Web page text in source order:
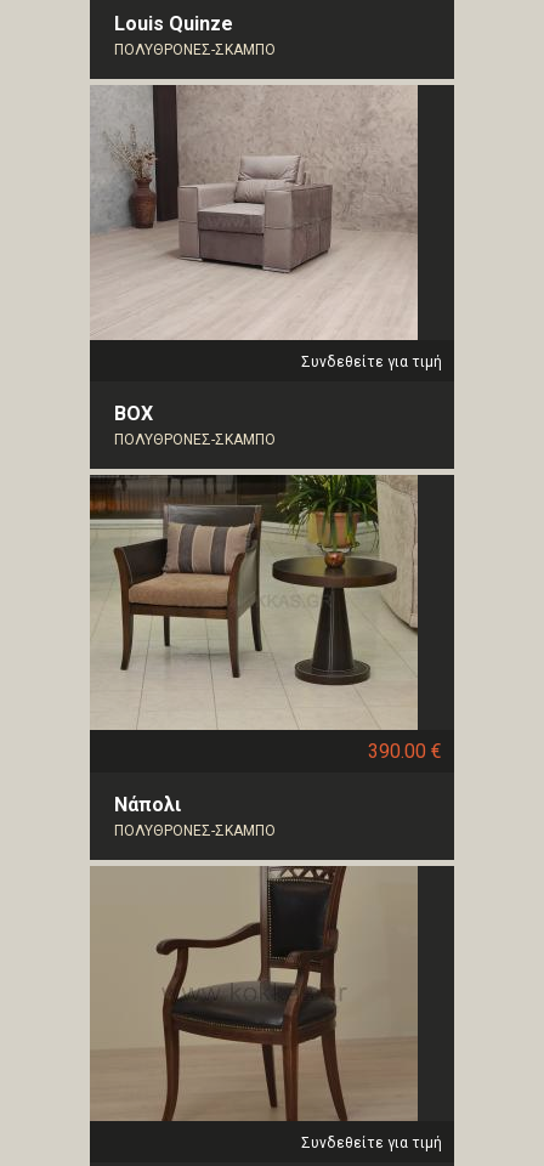
Louis Quinze
ΠΟΛΥΘΡΟΝΕΣ-ΣΚΑΜΠΟ
Συνδεθείτε για τιμή
BOX
ΠΟΛΥΘΡΟΝΕΣ-ΣΚΑΜΠΟ
390.00 €
Νάπολι
ΠΟΛΥΘΡΟΝΕΣ-ΣΚΑΜΠΟ
Συνδεθείτε για τιμή